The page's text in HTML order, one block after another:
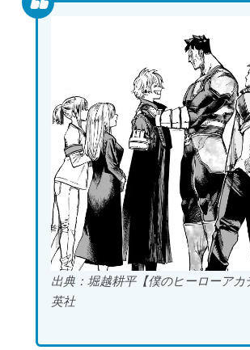
出典：堀越耕平【僕のヒーローアカ
英社